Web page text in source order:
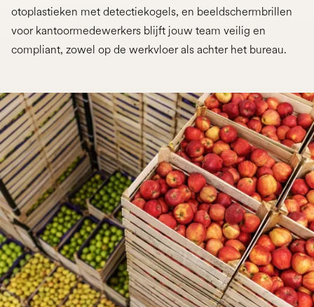
otoplastieken met detectiekogels, en beeldschermbrillen
voor kantoormedewerkers blijft jouw team veilig en
compliant, zowel op de werkvloer als achter het bureau.